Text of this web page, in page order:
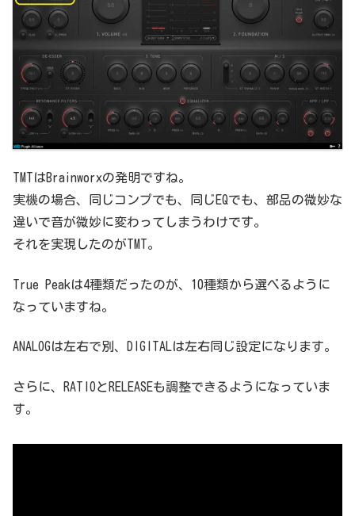
TMTはBrainworxの発明ですね。
実機の場合、同じコンプでも、同じEQでも、部品の微妙な
違いで音が微妙に変わってしまうわけです。
それを実現したのがTMT。
True Peakは4種類だったのが、10種類から選べるように
なっていますね。
ANALOGは左右で別、DIGITALは左右同じ設定になります。
さらに、RATIOとRELEASEも調整できるようになっていま
す。